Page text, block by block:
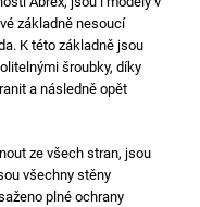
základně nesoucí
K této základně jsou
šroubky, díky
a následně opět
ze všech stran, jsou
všechny stěny
plné ochrany